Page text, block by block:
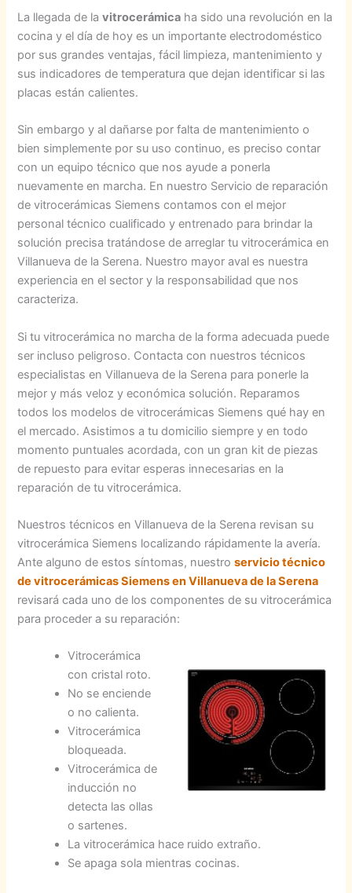
La llegada de lavitrocerámica ha sido una revolución en la
cocina y el día de hoy es un importante electrodoméstico
por sus grandes ventajas, fácil limpieza, mantenimiento y
sus indicadores de temperatura que dejan identificar si las
placas están calientes.
Sin embargo y al dañarse por falta de mantenimiento o
bien simplemente por su uso continuo, es preciso contar
con un equipo técnico que nos ayude a ponerla
nuevamente en marcha. En nuestro Servicio de reparación
de vitrocerámicas Siemens contamos con el mejor
personal técnico cualificado y entrenado para brindar la
solución precisa tratándose de arreglar tu vitrocerámica en
Villanueva de la Serena. Nuestro mayor aval es nuestra
experiencia en el sector y la responsabilidad que nos
caracteriza.
Si tu vitrocerámica no marcha de la forma adecuada puede
ser incluso peligroso. Contacta con nuestros técnicos
especialistas en Villanueva de la Serena para ponerle la
mejor y más veloz y económica solución. Reparamos
todos los modelos de vitrocerámicas Siemens qué hay en
el mercado. Asistimos a tu domicilio siempre y en todo
momento puntuales acordada, con un gran kit de piezas
de repuesto para evitar esperas innecesarias en la
reparación de tu vitrocerámica.
Nuestros técnicos en Villanueva de la Serena revisan su
vitrocerámica Siemens localizando rápidamente la avería.
Ante alguno de estos síntomas, nuestroservicio técnico
de vitrocerámicas Siemens en Villanueva de la Serena
revisará cada uno de los componentes de su vitrocerámica
para proceder a su reparación:
Vitrocerámica
con cristal roto.
No se enciende
o no calienta.
Vitrocerámica
bloqueada.
Vitrocerámica de
inducción no
detecta las ollas
o sartenes.
La vitrocerámica hace ruido extraño.
Se apaga sola mientras cocinas.